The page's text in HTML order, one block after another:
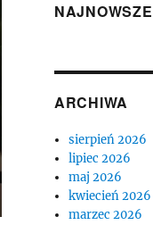
ARCHIWA
sierpień 2026
lipiec 2026
maj 2026
kwiecień 2026
marzec 2026